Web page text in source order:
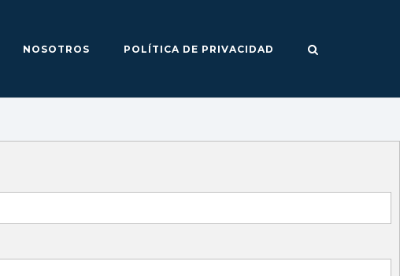
NOSOTROS POLÍTICA DE PRIVACIDAD